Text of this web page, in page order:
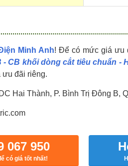
Minh Anh! Để có mức giá ưu
- CB khối dòng cắt tiêu chuẩn -
ưu đãi riêng.
Hai Thành, P. Bình Trị Đông B,
067 950
có giá tốt nhất!